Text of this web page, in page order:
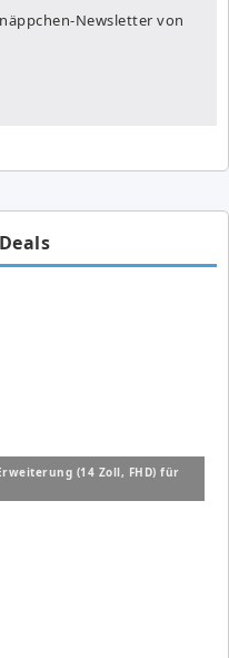
Newsletter von
(14 Zoll, FHD) für